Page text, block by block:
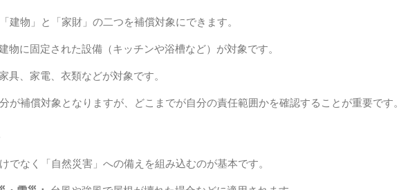
建物」と「家財」の二つを補償対象にできます。
物に固定された設備（キッチンや浴槽など）が対象です。
具、家電、衣類などが対象です。
が補償対象となりますが、どこまでが自分の責任範囲かを確認することが重要です。
でなく「自然災害」への備えを組み込むのが基本です。